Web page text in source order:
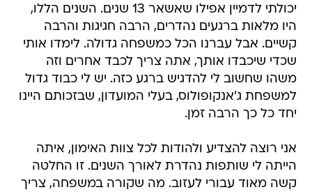
יכולתי לדמיין אפילו שאשאר 13 שנים. השנים הללו,
היו מלאות ברגעים נהדרים, הרבה חגיגות והרבה
קשיים. אבל עברנו הכל כמשפחה גדולה. לימדו אותי
שכדי שיכבדו אותך, אתה צריך לכבד אחרים וזה
משהו שחשוב לי להדגיש ברגע כזה. יש לי כבוד גדול
למשפחת ג'אנקופולוס, בעלי המועדון, שבזכותם היינו
יחד כל כך הרבה זמן.
אני רוצה להצדיע ולהודות לכל צוות האימון, איתה
הייתה לי שותפות נהדרת לאורך השנים. זו החלטה
קשה מאוד עבורי לעזוב. מה שקורה במשפחה, צריך